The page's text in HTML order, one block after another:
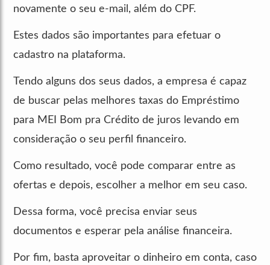
novamente o seu e-mail, além do CPF.
Estes dados são importantes para efetuar o
cadastro na plataforma.
Tendo alguns dos seus dados, a empresa é capaz
de buscar pelas melhores taxas do Empréstimo
para MEI Bom pra Crédito de juros levando em
consideração o seu perfil financeiro.
Como resultado, você pode comparar entre as
ofertas e depois, escolher a melhor em seu caso.
Dessa forma, você precisa enviar seus
documentos e esperar pela análise financeira.
Por fim, basta aproveitar o dinheiro em conta, caso